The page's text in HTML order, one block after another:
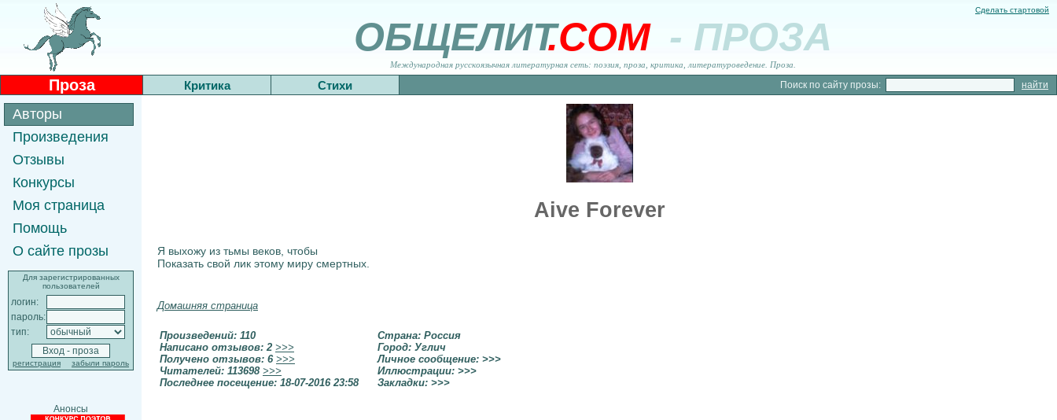
Сделать стартовой
ОБЩЕЛИТ.COM - ПРОЗА
Международная русскоязычная литературная сеть: поэзия, проза, критика, литературоведение. Проза.
Проза Критика Стихи Поиск по сайту прозы:
Авторы
Произведения
Отзывы
Конкурсы
Моя страница
Помощь
О сайте прозы
Для зарегистрированных
пользователей
логин:
пароль:
тип:
регистрация забыли пароль
Анонсы
Aive Forever
Я выхожу из тьмы веков, чтобы
Показать свой лик этому миру смертных.
Домашняя страница
Произведений: 110
Написано отзывов: 2 >>>
Получено отзывов: 6 >>>
Читателей: 113698 >>>
Последнее посещение: 18-07-2016 23:58
Страна: Россия
Город: Углич
Личное сообщение: >>>
Иллюстрации: >>>
Закладки: >>>